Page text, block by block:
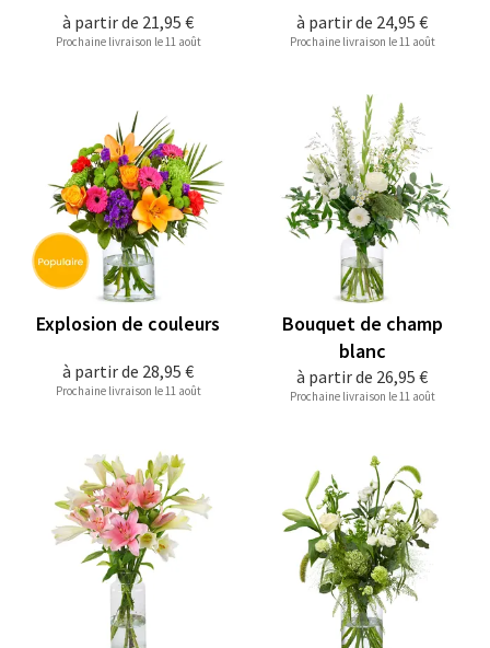
à partir de 21,95 €
Prochaine livraison le 11 août
à partir de 24,95 €
Prochaine livraison le 11 août
à partir de 28,95 €
Explosion de couleurs
Prochaine livraison le 11 août
à partir de 26,95 €
Bouquet de champ
blanc
Prochaine livraison le 11 août